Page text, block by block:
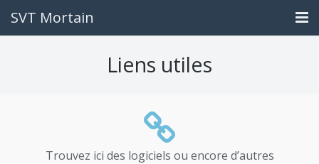
SVT Mortain
Liens utiles
Liens utiles
Trouvez ici des logiciels ou encore d’autres